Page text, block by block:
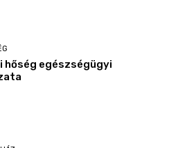
hőség egészségügyi